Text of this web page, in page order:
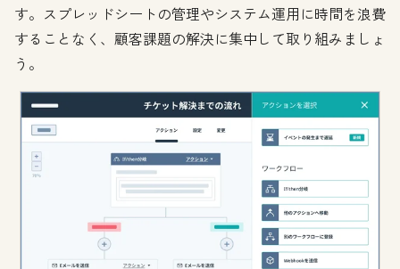
す。スプレッドシートの管理やシステム運用に時間を浪費
することなく、顧客課題の解決に集中して取り組みましょ
う。